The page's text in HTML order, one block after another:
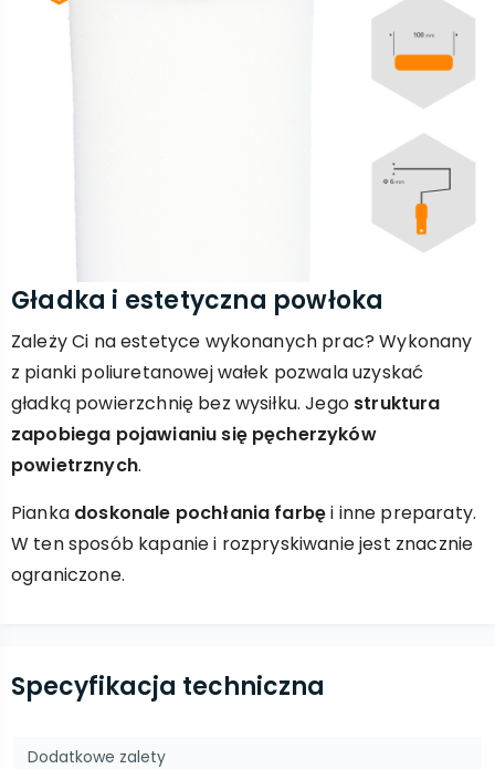
Gładka i estetyczna powłoka
Zależy Ci na estetyce wykonanych prac? Wykonany
z pianki poliuretanowej wałek pozwala uzyskać
gładką powierzchnię bez wysiłku. Jego struktura
zapobiega pojawianiu się pęcherzyków
powietrznych.
Pianka doskonale pochłania farbęi inne preparaty.
W ten sposób kapanie i rozpryskiwanie jest znacznie
ograniczone.
Specyfikacja techniczna
Dodatkowe zalety